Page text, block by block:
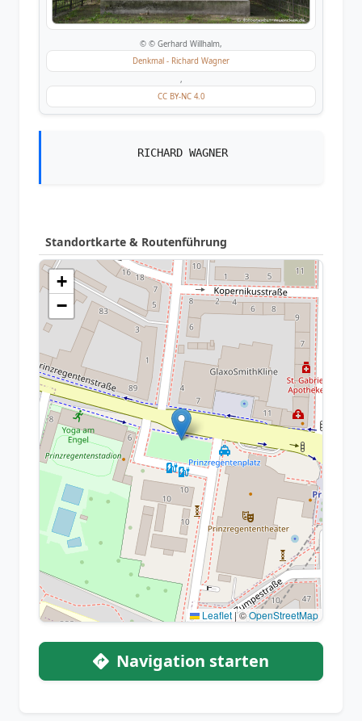
© © Gerhard Willhalm,
Denkmal - Richard Wagner
,
CC BY-NC 4.0
RICHARD WAGNER
Standortkarte & Routenführung
+
−
Leaflet |©OpenStreetMap
Navigation starten